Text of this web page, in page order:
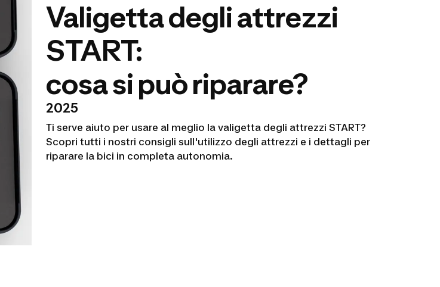
Valigetta degli attrezzi
START:
cosa si può riparare?
2025
Ti serve aiuto per usare al meglio la valigetta degli attrezzi START?
Scopri tutti i nostri consigli sull'utilizzo degli attrezzi e i dettagli per
riparare la bici in completa autonomia.